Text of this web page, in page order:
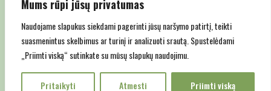
Mums rūpi jūsų privatumas
Naudojame slapukus siekdami pagerinti jūsų naršymo patirtį, teikti
suasmenintus skelbimus ar turinį ir analizuoti srautą. Spustelėdami
„Priimti viską“ sutinkate su mūsų slapukų naudojimu.
Pritaikyti Atmesti Priimti viską
Copyright © 2022 Juodšilių medelynas | Privatumo politika